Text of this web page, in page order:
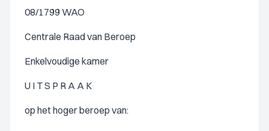
08/1799 WAO
Centrale Raad van Beroep
Enkelvoudige kamer
U I T S P R A A K
op het hoger beroep van: